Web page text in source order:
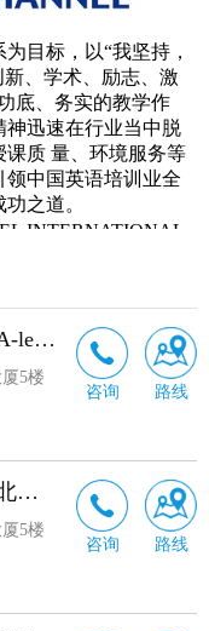
目标，以“我坚持，
、学术、励志、激
底、务实的教学作
神迅速在行业当中脱
质 量、环境服务等
中国英语培训业全
之道。
INTERNATIONAL
外语言培训界精英
战略投资的国际化语
昆明新航道雅思托福培训(A-level锦秋中心)
5楼
咨询 路线
昆明新航道雅思托福培训(北美中心)
5楼
咨询 路线